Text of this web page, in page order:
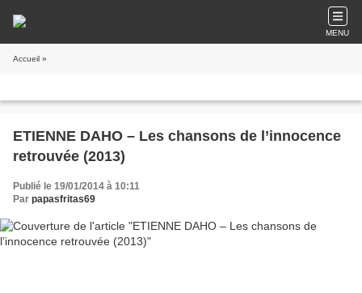
MENU
Accueil »
ETIENNE DAHO – Les chansons de l’innocence
retrouvée (2013)
Publié le 19/01/2014 à 10:11
Par papasfritas69